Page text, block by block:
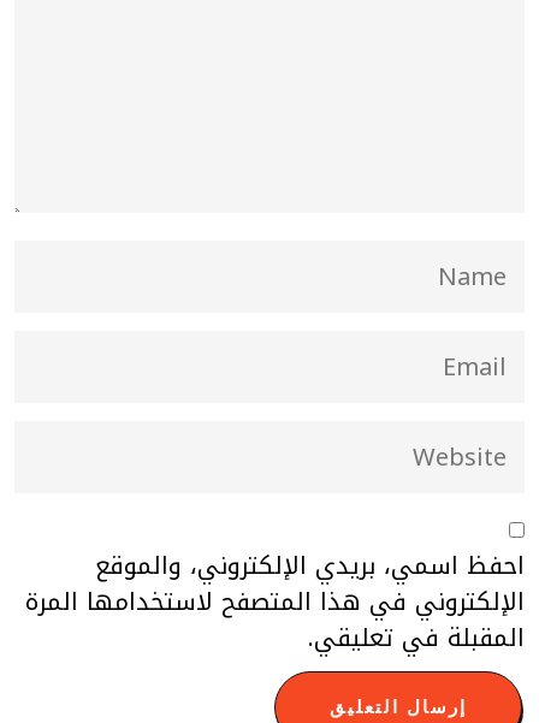
احفظ اسمي، بريدي الإلكتروني، والموقع
الإلكتروني في هذا المتصفح لاستخدامها المرة
المقبلة في تعليقي.